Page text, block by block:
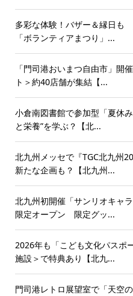
多彩な体験！バザー＆縁日も
「ボランティアまつり」...
「門司港おいまつ自由市」
ト＞約40店舗が集結【...
小倉南図書館で参加型「夏休
と栄養”を学ぶ？【北...
北九州メッセで『TGC北九州
新たな企画も？【北九州...
北九州初開催「サンリオキャ
限定オープン 限定グッ...
2026年も「こども文化パスポ
施設＞で特典あり【北九...
門司港レトロ展望室で「天空